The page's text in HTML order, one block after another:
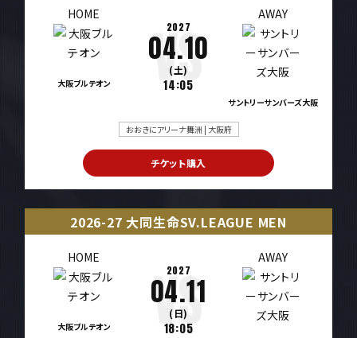
HOME
大阪ブルテオン
2027
04.10
(土)
14:05
AWAY
サントリーサンバーズ大阪
おおきにアリーナ舞洲 | 大阪府
チケット購入
2026-27 大同生命SV.LEAGUE MEN
HOME
大阪ブルテオン
2027
04.11
(日)
18:05
AWAY